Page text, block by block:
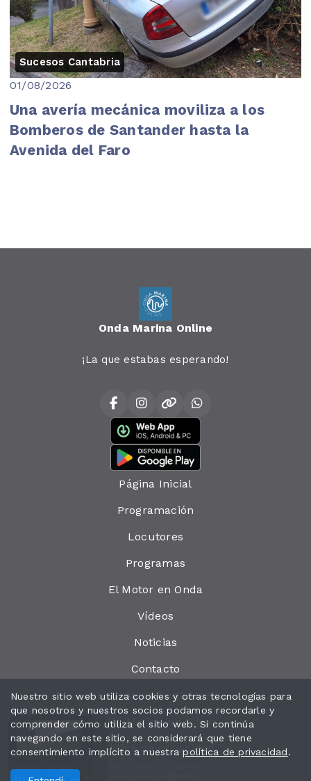
06:00 - 10:00
Sucesos Cantabria
01/08/2026
Una avería mecánica moviliza a los
Bomberos de Santander hasta la
Avenida del Faro
Onda Marina Online
¡La que estabas esperando!
Página Inicial
Programación
Locutores
Programas
El Motor en Onda
Vídeos
Noticias
Contacto
Las cosas de Onda Marina
Onda Marina en Cifras
Política de privacidad
Nuestro sitio web utiliza cookies y otras tecnologías para
que nosotros y nuestros socios podamos recordarle y
comprender cómo utiliza el sitio web. Si continúa
navegando en este sitio, se considerará que tiene
consentimiento implícito a nuestrapolítica de privacidad.